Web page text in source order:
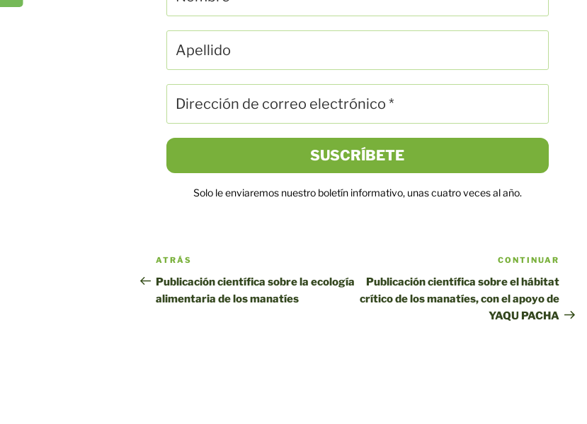
Solo le enviaremos nuestro boletín informativo, unas cuatro veces al año.
Navegación
por
entradas
Entrada
anterior
ATRÁS
Publicación científica sobre la ecología
alimentaria de los manatíes
CONTINUAR
Publicación científica sobre el hábitat
crítico de los manatíes, con el apoyo de
YAQU PACHA